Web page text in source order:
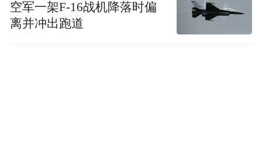
空军一架F-16战机降落时偏
离并冲出跑道